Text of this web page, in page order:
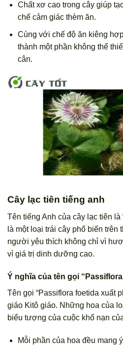
Chất xơ cao trong cây giúp
chế cảm giác thèm ăn.
Cùng với chế độ ăn kiêng
thành một phần không thể
cân.
Cây lạc tiên tiếng anh
Tên tiếng Anh của cây lạc tiên là
là một loại trái cây phổ biến
người yêu thích không chỉ vì
vì giá trị dinh dưỡng cao.
Ý nghĩa của tên gọi
Tên gọi “Passiflora foetida xuất
giáo Kitô giáo. Những hoa của
biểu tượng của cuộc khổ nạn
Mỗi phần của hoa đều mang